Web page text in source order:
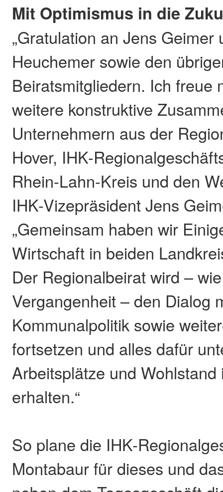
Mit Optimismus in die
„Gratulation an Jens Geimer
Heuchemer sowie den
Beiratsmitgliedern. Ich freue
weitere konstruktive
Unternehmern aus der
Hover, IHK-
Rhein-Lahn-Kreis und den
IHK-Vizepräsident Jens
„Gemeinsam haben wir
Wirtschaft in beiden
Der Regionalbeirat wird –
Vergangenheit – den Dialog
Kommunalpolitik sowie
fortsetzen und alles dafür
Arbeitsplätze und
erhalten.“
So plane die IHK-
Montabaur für dieses und